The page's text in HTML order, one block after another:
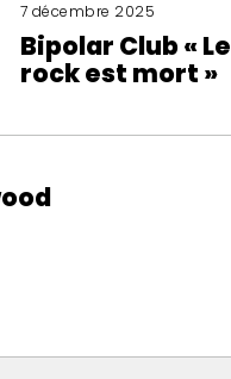
7 décembre 2025
Bipolar Club « Le
rock est mort »